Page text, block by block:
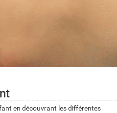
en découvrant les différentes